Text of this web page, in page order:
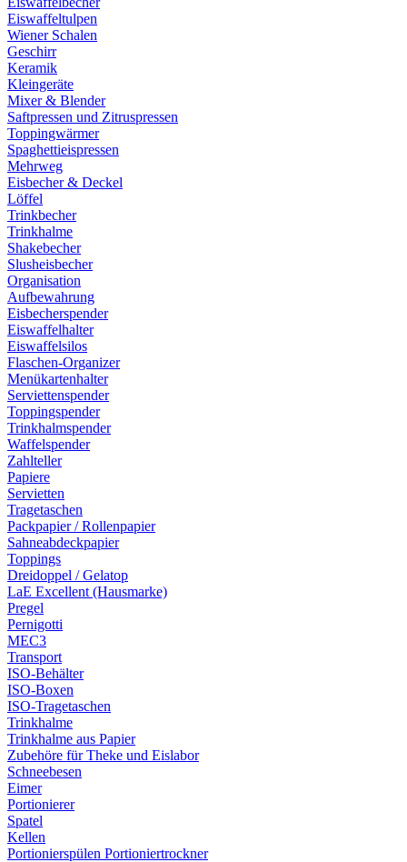
Eiswaffeltulpen
Wiener Schalen
Geschirr
Keramik
Kleingeräte
Mixer & Blender
Saftpressen und Zitruspressen
Toppingwärmer
Spaghettieispressen
Mehrweg
Eisbecher & Deckel
Löffel
Trinkbecher
Trinkhalme
Shakebecher
Slusheisbecher
Organisation
Aufbewahrung
Eisbecherspender
Eiswaffelhalter
Eiswaffelsilos
Flaschen-Organizer
Menükartenhalter
Serviettenspender
Toppingspender
Trinkhalmspender
Waffelspender
Zahlteller
Papiere
Servietten
Tragetaschen
Packpapier / Rollenpapier
Sahneabdeckpapier
Toppings
Dreidoppel / Gelatop
LaE Excellent (Hausmarke)
Pregel
Pernigotti
MEC3
Transport
ISO-Behälter
ISO-Boxen
ISO-Tragetaschen
Trinkhalme
Trinkhalme aus Papier
Zubehöre für Theke und Eislabor
Schneebesen
Eimer
Portionierer
Spatel
Kellen
Portionierspülen Portioniertrockner